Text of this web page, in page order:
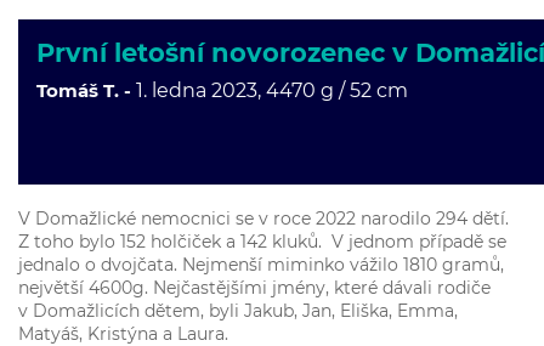
První letošní novorozenec v
Tomáš T. - 1. ledna 2023, 4470 g / 52 cm
V Domažlické nemocnici se v roce 2022 narodilo 294 dětí.
Z toho bylo 152 holčiček a 142 kluků. V jednom případě se
jednalo o dvojčata. Nejmenší miminko vážilo 1810 gramů,
největší 4600g. Nejčastějšími jmény, které dávali rodiče
v Domažlicích dětem, byli Jakub, Jan, Eliška, Emma,
Matyáš, Kristýna a Laura.